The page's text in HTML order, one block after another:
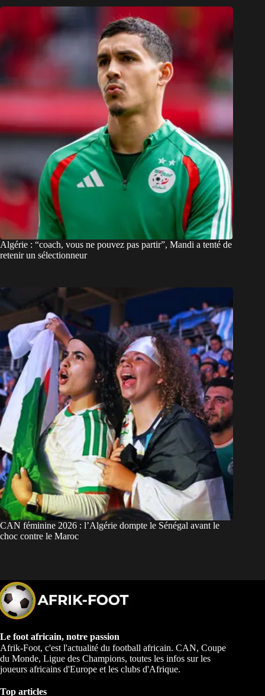
Algérie : “coach, vous ne pouvez pas partir”, Mandi a tenté de
retenir un sélectionneur
CAN féminine 2026 : l’Algérie dompte le Sénégal avant le
choc contre le Maroc
Le foot africain, notre passion
Afrik-Foot, c'est l'actualité du football africain. CAN, Coupe
du Monde, Ligue des Champions, toutes les infos sur les
joueurs africains d'Europe et les clubs d'Afrique.
Top articles